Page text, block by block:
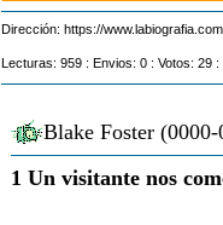
Dirección: https://
Lecturas: 959 : Envios: 0 : Votos: 29
Blake Foster
1 Un visitante nos